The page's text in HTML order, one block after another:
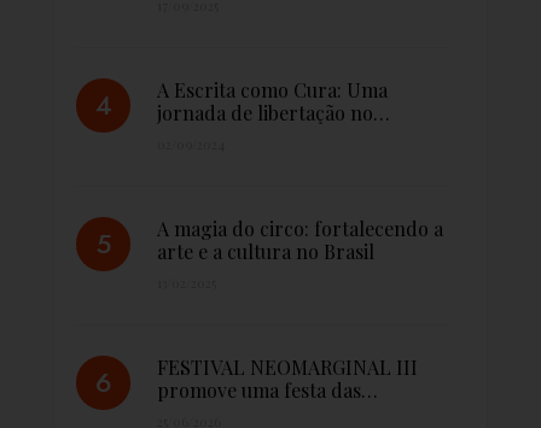
A Escrita como Cura: Uma
jornada de libertação no…
A magia do circo: fortalecendo a
arte e a cultura no Brasil
FESTIVAL NEOMARGINAL III
promove uma festa das…